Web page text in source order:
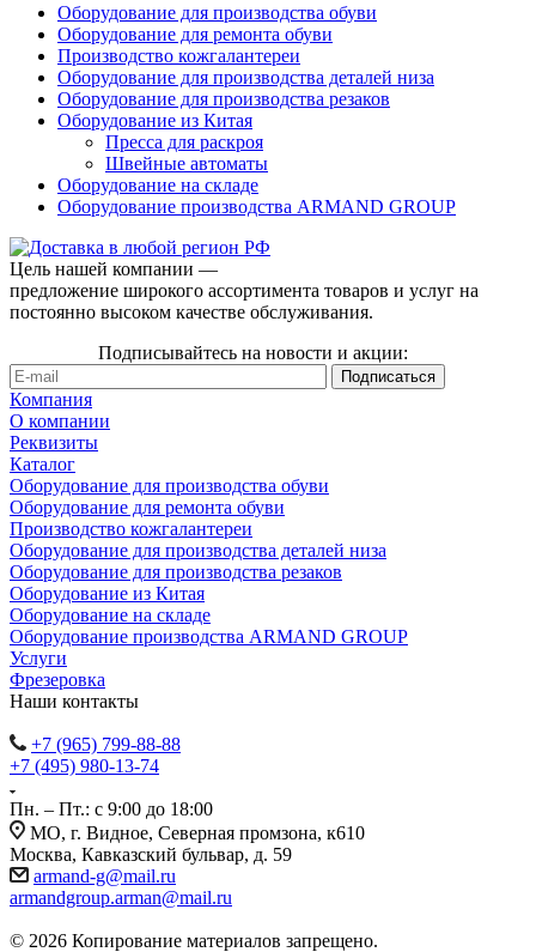
Оборудование для производства обуви
Оборудование для ремонта обуви
Производство кожгалантереи
Оборудование для производства деталей низа
Оборудование для производства резаков
Оборудование из Китая
Пресса для раскроя
Швейные автоматы
Оборудование на складе
Оборудование производства ARMAND GROUP
Цель нашей компании —
предложение широкого ассортимента товаров и услуг на
постоянно высоком качестве обслуживания.
Подписывайтесь на новости и акции:
Компания
О компании
Реквизиты
Каталог
Оборудование для производства обуви
Оборудование для ремонта обуви
Производство кожгалантереи
Оборудование для производства деталей низа
Оборудование для производства резаков
Оборудование из Китая
Оборудование на складе
Оборудование производства ARMAND GROUP
Услуги
Фрезеровка
Наши контакты
+7 (965) 799-88-88
+7 (495) 980-13-74
Пн. – Пт.: с 9:00 до 18:00
МО, г. Видное, Северная промзона, к610
Москва, Кавказский бульвар, д. 59
armand-g@mail.ru
armandgroup.arman@mail.ru
© 2026 Копирование материалов запрещено.